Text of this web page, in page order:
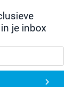
je inbox